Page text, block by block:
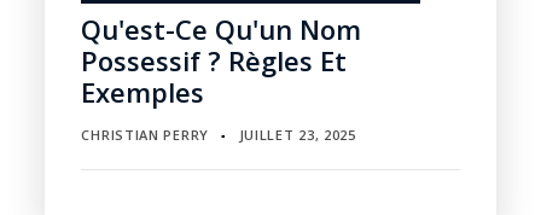
Qu'est-Ce Qu'un Nom
Possessif ? Règles Et
Exemples
CHRISTIAN PERRY ▪ JUILLET 23, 2025